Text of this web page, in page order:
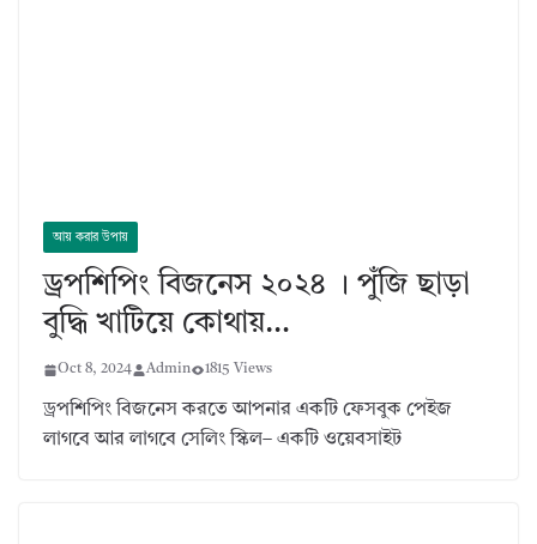
আয় করার উপায়
ড্রপশিপিং বিজনেস ২০২৪ । পুঁজি ছাড়া
বুদ্ধি খাটিয়ে কোথায়…
Oct 8, 2024 Admin 1815 Views
ড্রপশিপিং বিজনেস করতে আপনার একটি ফেসবুক পেইজ
লাগবে আর লাগবে সেলিং স্কিল– একটি ওয়েবসাইট